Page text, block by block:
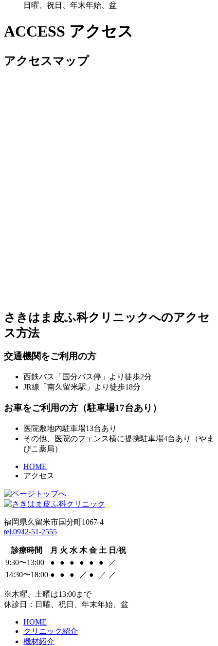
日曜、祝日、年末年始、盆
ACCESS アクセス
アクセスマップ
さきはま皮ふ科クリニックへのアクセ
ス方法
交通機関をご利用の方
西鉄バス「国分バス停」より徒歩2分
JR線「南久留米駅」より徒歩18分
お車をご利用の方（駐車場17台あり）
医院敷地内駐車場13台あり
その他、医院のフェンス横に提携駐車場4台あり（やま
びこ薬局）
HOME
アクセス
福岡県久留米市国分町1067-4
tel.0942-51-2555
診療時間 月 火 水 木 金 土 日/祝
9:30〜13:00
● ● ● ● ● ●
／
14:30〜18:00 ● ● ● ／ ● ／ ／
※木曜、土曜は13:00まで
休診日：日曜、祝日、年末年始、盆
HOME
クリニック紹介
機材紹介